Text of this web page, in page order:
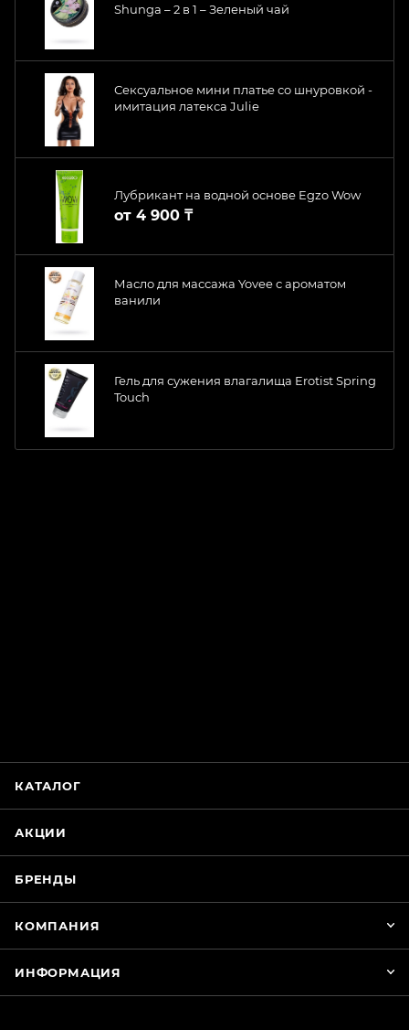
Shunga – 2 в 1 – Зеленый чай
Сексуальное мини платье со шнуровкой -
имитация латекса Julie
Лубрикант на водной основе Egzo Wow
от 4 900 ₸
Масло для массажа Yovee с ароматом
ванили
Гель для сужения влагалища Erotist Spring
Touch
КАТАЛОГ
АКЦИИ
БРЕНДЫ
КОМПАНИЯ
ИНФОРМАЦИЯ
WhatsApp